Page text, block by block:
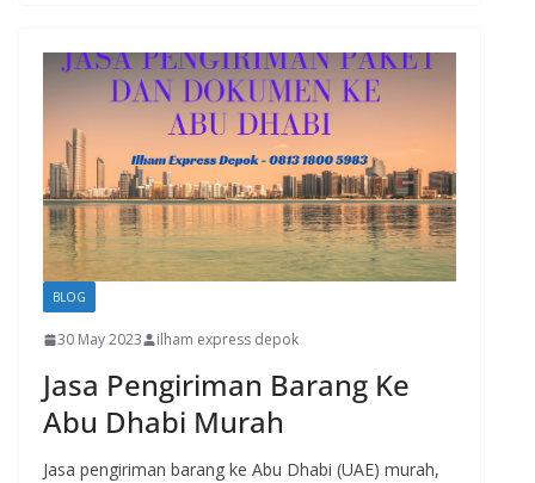
BLOG
30 May 2023 ilham express depok
Jasa Pengiriman Barang Ke
Abu Dhabi Murah
Jasa pengiriman barang ke Abu Dhabi (UAE) murah,